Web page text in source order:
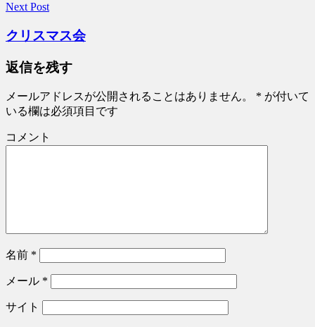
Next Post
クリスマス会
返信を残す
メールアドレスが公開されることはありません。 * が付いて
いる欄は必須項目です
コメント
名前 *
メール *
サイト